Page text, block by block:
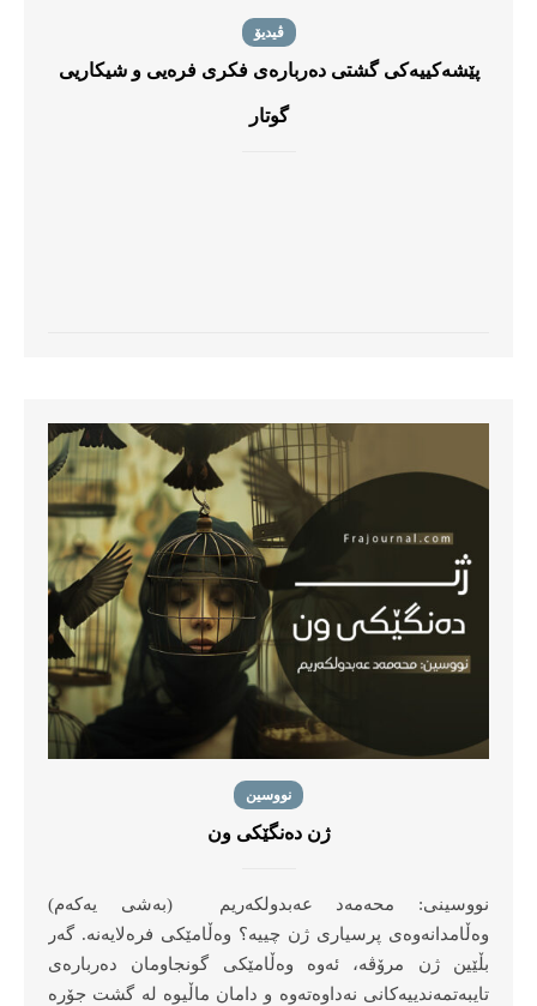
ڤیدیۆ
پێشەکییەکی گشتی دەربارەی فکری فرەیی و شیکاریی
گوتار
نووسین
ژن دەنگێكى ون
نووسینى: محەمەد عەبدولكەریم (بەشی یەکەم)
وەڵامدانەوەی پرسیاری ژن چییە؟ وەڵامێکی فرەلایەنە. گەر
بڵێین ژن مرۆڤە، ئەوە وەڵامێکی گونجاومان دەربارەی
تایبەتمەندییەکانی نەداوەتەوە و دامان ماڵیوە لە گشت جۆرە